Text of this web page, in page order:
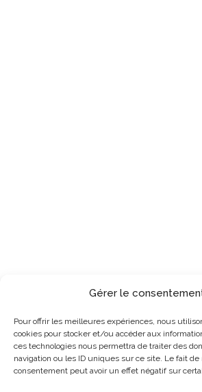
Gérer le
Pour offrir les meilleures expériences, nous
cookies pour stocker et/ou accéder aux
ces technologies nous permettra de traiter des
navigation ou les ID uniques sur ce site. Le fait
consentement peut avoir un effet négatif sur